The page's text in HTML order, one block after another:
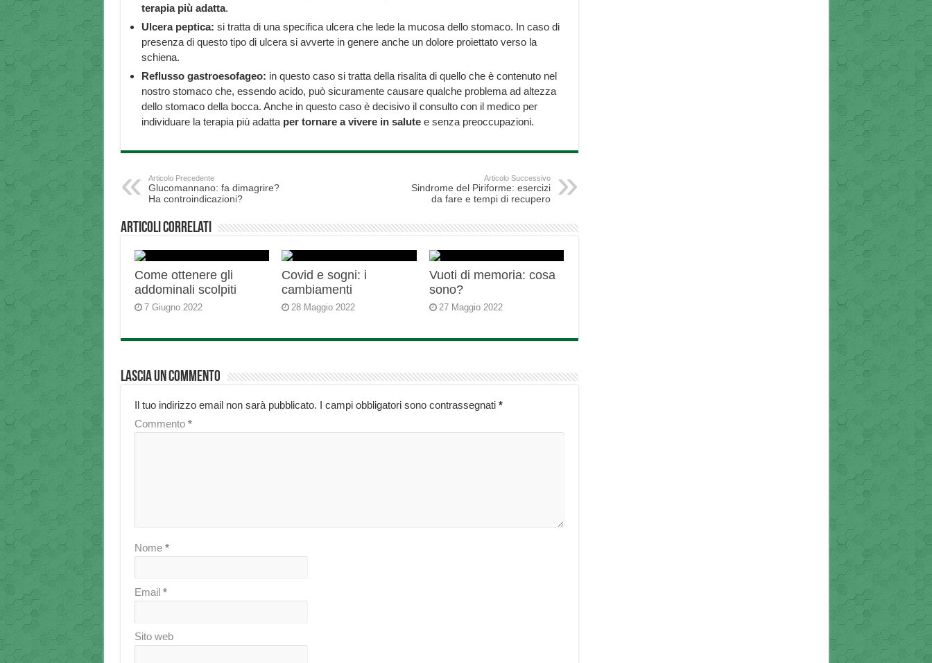
terapia più adatta.
Ulcera peptica: si tratta di una specifica ulcera che lede la mucosa dello stomaco. In caso di
presenza di questo tipo di ulcera si avverte in genere anche un dolore proiettato verso la
schiena.
Reflusso gastroesofageo: in questo caso si tratta della risalita di quello che è contenuto nel
nostro stomaco che, essendo acido, può sicuramente causare qualche problema ad altezza
dello stomaco della bocca. Anche in questo caso è decisivo il consulto con il medico per
individuare la terapia più adatta per tornare a vivere in salutee senza preoccupazioni.
Articolo Precedente
Glucomannano: fa dimagrire?
Ha controindicazioni?
Articolo Successivo
Sindrome del Piriforme: esercizi
da fare e tempi di recupero
Articoli correlati
Come ottenere gli
addominali scolpiti
7 Giugno 2022
Covid e sogni: i
cambiamenti
28 Maggio 2022
Vuoti di memoria: cosa
sono?
27 Maggio 2022
Lascia un commento
Il tuo indirizzo email non sarà pubblicato. I campi obbligatori sono contrassegnati *
Commento *
Nome *
Email *
Sito web